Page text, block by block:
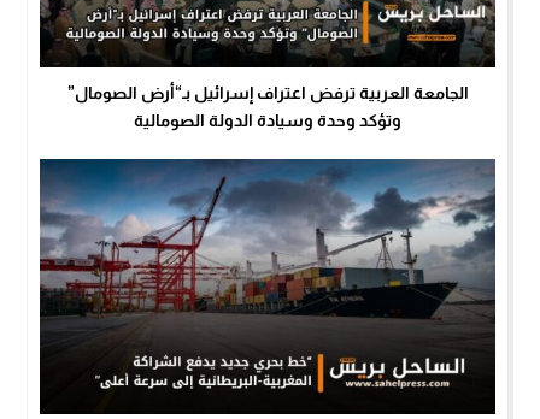
الجامعة العربية ترفض اعتراف إسرائيل بـ“أرض الصومال”
وتؤكد وحدة وسيادة الدولة الصومالية